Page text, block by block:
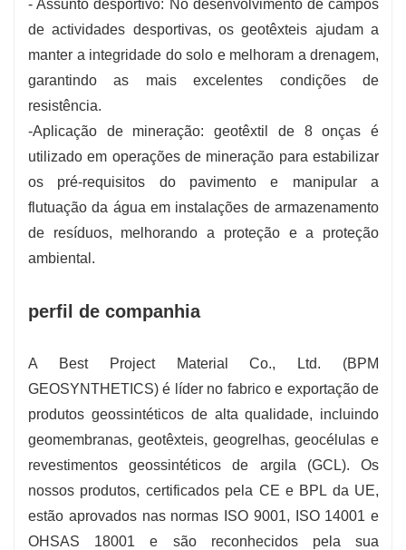
- Assunto desportivo: No desenvolvimento de campos
de actividades desportivas, os geotêxteis ajudam a
manter a integridade do solo e melhoram a drenagem,
garantindo as mais excelentes condições de
resistência.
-Aplicação de mineração: geotêxtil de 8 onças é
utilizado em operações de mineração para estabilizar
os pré-requisitos do pavimento e manipular a
flutuação da água em instalações de armazenamento
de resíduos, melhorando a proteção e a proteção
ambiental.
perfil de companhia
A Best Project Material Co., Ltd. (BPM
GEOSYNTHETICS) é líder no fabrico e exportação de
produtos geossintéticos de alta qualidade, incluindo
geomembranas, geotêxteis, geogrelhas, geocélulas e
revestimentos geossintéticos de argila (GCL). Os
nossos produtos, certificados pela CE e BPL da UE,
estão aprovados nas normas ISO 9001, ISO 14001 e
OHSAS 18001 e são reconhecidos pela sua